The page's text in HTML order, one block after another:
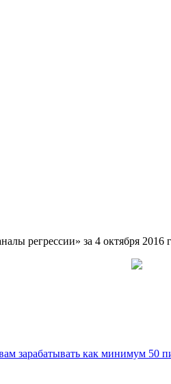
регрессии» за 4 октября 2016
зарабатывать как минимум 50